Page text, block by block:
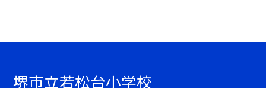
堺市立若松台小学校